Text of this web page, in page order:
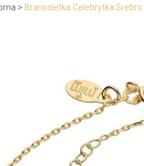
> Bransoletka Celebrytka Srebro